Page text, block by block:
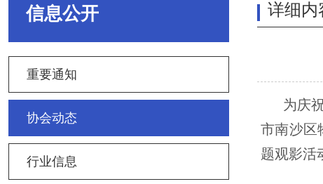
信息公开
重要通知
协会动态
行业信息
详细内
为庆
市南沙区
题观影活